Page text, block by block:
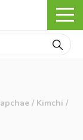
/ Kimchi /